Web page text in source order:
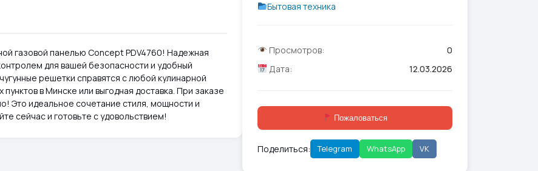
газовой панелью Concept PDV4760! Надежная
для вашей безопасности и удобный
решетки справятся с любой кулинарной
в Минске или выгодная доставка. При заказе
Это идеальное сочетание стиля, мощности и
сейчас и готовьте с удовольствием!
Бытовая техника
Просмотров:
0
Дата:
12.03.2026
Пожаловаться
Поделиться: Telegram WhatsApp VK